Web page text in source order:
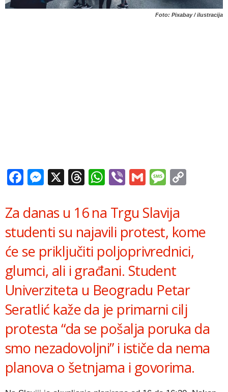
Foto: Pixabay / ilustracija
Facebook
Messenger
X Threads
WhatsApp
ViberGmail
Za danas u 16 na Trgu Slavija
studenti su najavili protest, kome
će se priključiti poljoprivrednici,
glumci, ali i građani. Student
Univerziteta u Beogradu Petar
Seratlić kaže da je primarni cilj
protesta “da se pošalja poruka da
smo nezadovoljni” i ističe da nema
planova o šetnjama i govorima.